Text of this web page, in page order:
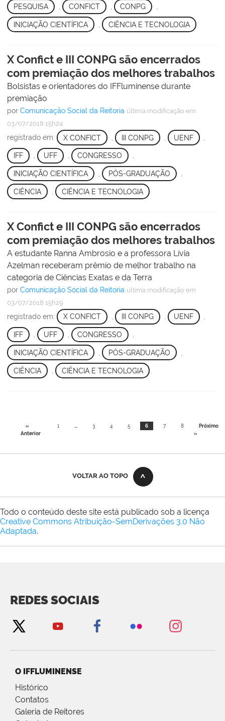
PESQUISA CONFICT CONPG
INICIAÇÃO CIENTÍFICA CIÊNCIA E TECNOLOGIA
X Confict e III CONPG são encerrados
com premiação dos melhores trabalhos
Bolsistas e orientadores do IFFluminense durante
premiação
por Comunicação Social da Reitoria última modificação em
03/07/2018 15h24
registrado em: X CONFICT III CONPG UENF
IFF , UFF , CONGRESSO ,
INICIAÇÃO CIENTÍFICA PÓS-GRADUAÇÃO
CIÊNCIA CIÊNCIA E TECNOLOGIA
X Confict e III CONPG são encerrados
com premiação dos melhores trabalhos
A estudante Ranna Ambrosio e a professora Lívia
Azelman receberam prêmio de melhor trabalho na
categoria de Ciências Exatas e da Terra
por Comunicação Social da Reitoria última modificação em
03/07/2018 15h29
registrado em: X CONFICT , III CONPG , UENF ,
IFF UFF CONGRESSO
INICIAÇÃO CIENTÍFICA PÓS-GRADUAÇÃO
CIÊNCIA CIÊNCIA E TECNOLOGIA
«
Anterior
1 ... 3 4 5 6 7 8
Próximo
»
VOLTAR AO TOPO
Todo o conteúdo deste site está publicado sob a licença
Creative Commons Atribuição-SemDerivações 3.0 Não
Adaptada.
REDES SOCIAIS
O IFFLUMINENSE
Histórico
Contatos
Galeria de Reitores